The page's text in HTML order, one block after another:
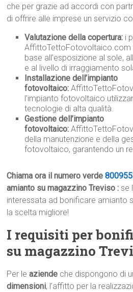
che per grazie ad accordi con
di offrire alle imprese un servizio
Valutazione della copertura: i
AffittoTettoFotovoltaico.com
base all’esposizione al sole,
e al livello di irraggiamento
Installazione dell’impianto
fotovoltaico:
l’impianto fotovoltaico
tecnologie di alta qualità.
Gestione dell’impianto
fotovoltaico:
della manutenzione e della
fotovoltaico, garantendo un
Chiama ora il numero verde
amianto su magazzino Treviso : se
interessata ad bonificare amianto
la scelta migliore!
I requisiti per
su magazzino
Per leaziende che dispongono di
dimensioni, l’affitto per la